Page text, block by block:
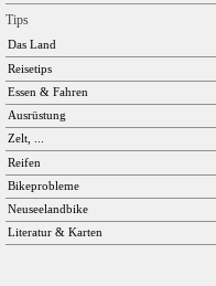
Tips
Das Land
Reisetips
Essen & Fahren
Ausrüstung
Zelt, ...
Reifen
Bikeprobleme
Neuseelandbike
Literatur & Karten